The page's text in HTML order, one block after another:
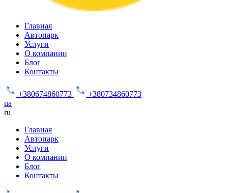
Главная
Автопарк
Услуги
О компании
Блог
Контакты
+380674860773
+380734860773
ua
ru
Главная
Автопарк
Услуги
О компании
Блог
Контакты